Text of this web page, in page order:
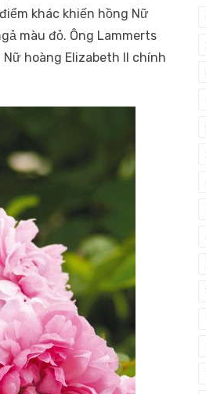
khác khiến hồng Nữ
màu đỏ. Ông Lammerts
hoàng Elizabeth II chính